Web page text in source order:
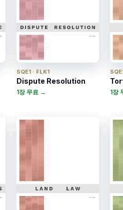
SQE1 · FLK1
Dispute Resolution
1장 무료 → 1장